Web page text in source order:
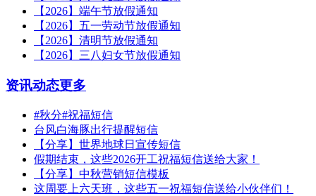
【2026】端午节放假通知
【2026】五一劳动节放假通知
【2026】清明节放假通知
【2026】三八妇女节放假通知
资讯动态更多
#秋分#祝福短信
台风白海豚出行提醒短信
【分享】世界地球日宣传短信
假期结束，这些2026开工祝福短信送给大家！
【分享】中秋营销短信模板
这周要上六天班，这些五一祝福短信送给小伙伴们！